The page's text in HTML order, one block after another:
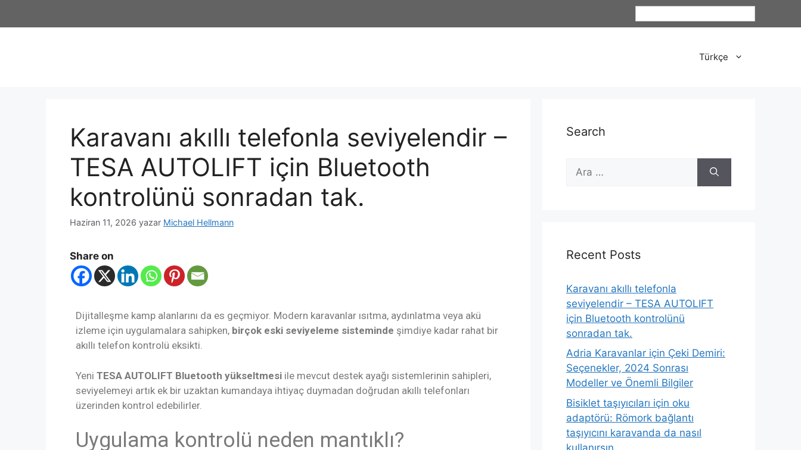
Türkçe
Karavanı akıllı telefonla seviyelendir –
TESA AUTOLIFT için Bluetooth
kontrolünü sonradan tak.
Haziran 11, 2026 yazar Michael Hellmann
Share on
Dijitalleşme kamp alanlarını da es geçmiyor. Modern karavanlar ısıtma, aydınlatma veya akü
izleme için uygulamalara sahipken, birçok eski seviyeleme sisteminde şimdiye kadar rahat bir
akıllı telefon kontrolü eksikti.
Yeni TESA AUTOLIFT Bluetooth yükseltmesi ile mevcut destek ayağı sistemlerinin sahipleri,
seviyelemeyi artık ek bir uzaktan kumandaya ihtiyaç duymadan doğrudan akıllı telefonları
üzerinden kontrol edebilirler.
Uygulama kontrolü neden mantıklı?
Search
Recent Posts
Karavanı akıllı telefonla
seviyelendir – TESA AUTOLIFT
için Bluetooth kontrolünü
sonradan tak.
Adria Karavanlar için Çeki Demiri:
Seçenekler, 2024 Sonrası
Modeller ve Önemli Bilgiler
Bisiklet taşıyıcıları için oku
adaptörü: Römork bağlantı
taşıyıcını karavanda da nasıl
kullanırsın